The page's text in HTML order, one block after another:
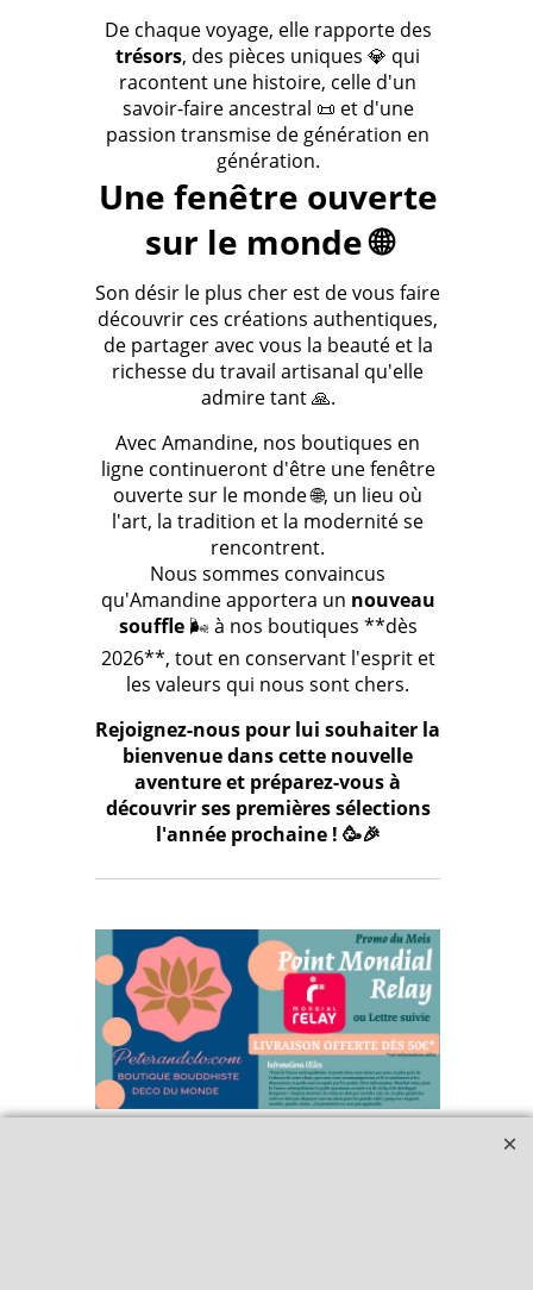
De chaque voyage, elle rapporte des
trésors, des pièces uniques 💎 qui
racontent une histoire, celle d'un
savoir-faire ancestral 📜 et d'une
passion transmise de génération en
génération.
Une fenêtre ouverte
sur le monde 🌐
Son désir le plus cher est de vous faire
découvrir ces créations authentiques,
de partager avec vous la beauté et la
richesse du travail artisanal qu'elle
admire tant 🙏.
Avec Amandine, nos boutiques en
ligne continueront d'être une fenêtre
ouverte sur le monde 🌐, un lieu où
l'art, la tradition et la modernité se
rencontrent.
Nous sommes convaincus
qu'Amandine apportera un nouveau
souffle🌬️ à nos boutiques **dès
2026**, tout en conservant l'esprit et
les valeurs qui nous sont chers.
Rejoignez-nous pour lui souhaiter la
bienvenue dans cette nouvelle
aventure et préparez-vous à
découvrir ses premières sélections
l'année prochaine ! 🥳🎉